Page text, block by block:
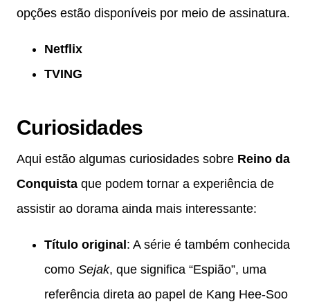
opções estão disponíveis por meio de assinatura.
Netflix
TVING
Curiosidades
Aqui estão algumas curiosidades sobre Reino da
Conquista que podem tornar a experiência de
assistir ao dorama ainda mais interessante:
Título original: A série é também conhecida
como Sejak, que significa “Espião”, uma
referência direta ao papel de Kang Hee-Soo